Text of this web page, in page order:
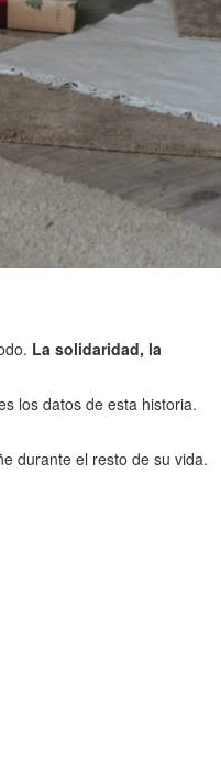
La solidaridad, la
los datos de esta historia.
durante el resto de su vida.